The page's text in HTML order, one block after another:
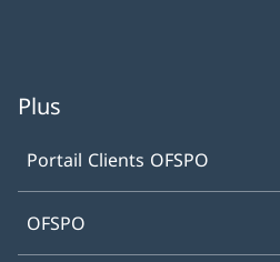
Plus
Portail Clients OFSPO
OFSPO